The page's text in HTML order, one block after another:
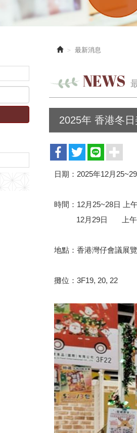
最新消息
NEWS
2025年 香港冬
日期：2025年12月
時間：12月25~28日 上
12月29日 上午
地點：香港灣仔會議展
攤位：3F19, 20, 22